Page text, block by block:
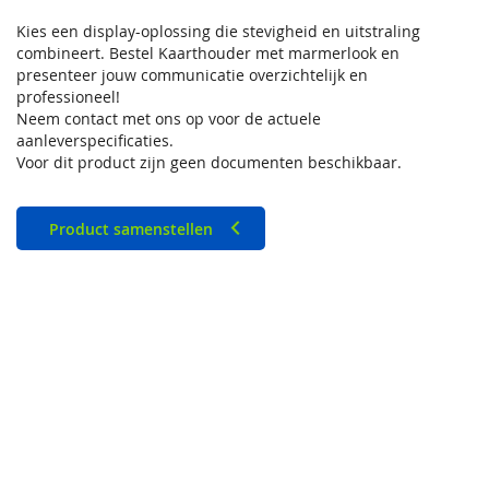
Kies een display-oplossing die stevigheid en uitstraling
combineert. Bestel Kaarthouder met marmerlook en
presenteer jouw communicatie overzichtelijk en
professioneel!
Neem contact met ons op voor de actuele
aanleverspecificaties.
Voor dit product zijn geen documenten beschikbaar.
Product samenstellen